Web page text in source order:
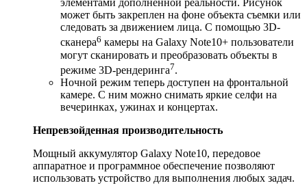
элементами дополненной реальности. Рисунок
может быть закреплен на фоне объекта съемки или
следовать за движением лица. С помощью 3D-
сканера6 камеры на Galaxy Note10+ пользователи
могут сканировать и преобразовать объекты в
режиме 3D-рендеринга7.
Ночной режим теперь доступен на фронтальной
камере. С ним можно снимать яркие селфи на
вечеринках, ужинах и концертах.
Непревзойденная производительность
Мощный аккумулятор Galaxy Note10, передовое
аппаратное и программное обеспечение позволяют
использовать устройство для выполнения любых задач.